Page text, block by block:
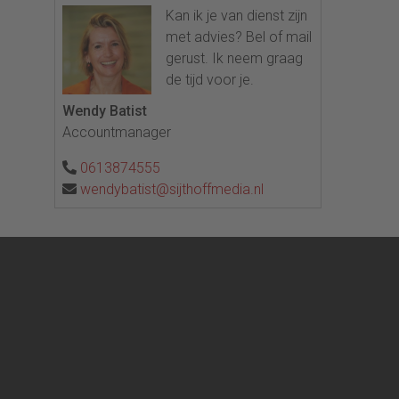
Kan ik je van dienst zijn
met advies? Bel of mail
gerust. Ik neem graag
de tijd voor je.
Wendy Batist
Accountmanager
0613874555
wendybatist@sijthoffmedia.nl